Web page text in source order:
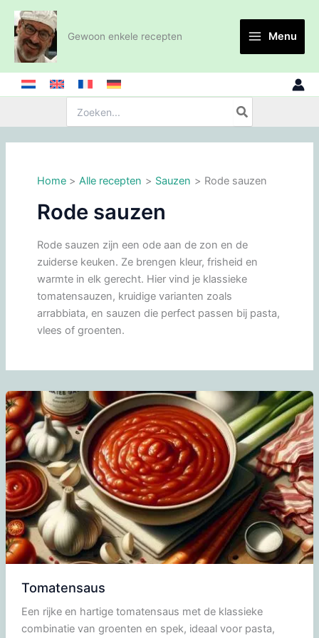
naar
inhoud
Gewoon enkele recepten Menu
Home Alle recepten Sauzen Rode sauzen
Rode sauzen
Rode sauzen zijn een ode aan de zon en de
zuiderse keuken. Ze brengen kleur, frisheid en
warmte in elk gerecht. Hier vind je klassieke
tomatensauzen, kruidige varianten zoals
arrabbiata, en sauzen die perfect passen bij pasta,
vlees of groenten.
Tomatensaus
Een rijke en hartige tomatensaus met de klassieke
combinatie van groenten en spek, ideaal voor pasta,